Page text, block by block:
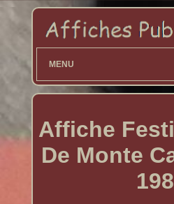
MENU
Affiche
De Monte